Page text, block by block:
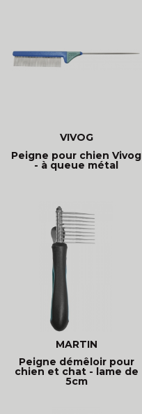
VIVOG
Peigne pour chien Vivog
- à queue métal
MARTIN
Peigne démêloir pour
chien et chat - lame de
5cm